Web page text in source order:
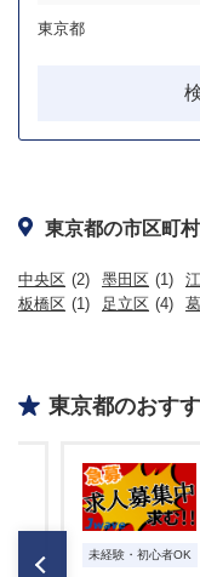
東京都
東京都の市区町
中央区 (2) 墨田区 (1)
板橋区 (1) 足立区 (4)
東京都のおす
未経験・初心者OK